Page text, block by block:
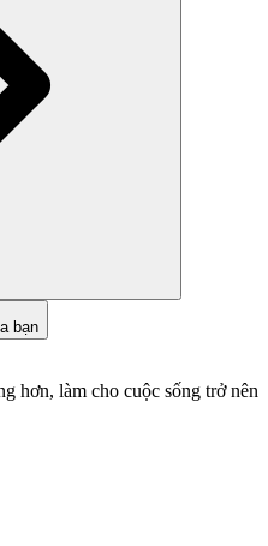
bạn
hơn, làm cho cuộc sống trở nên